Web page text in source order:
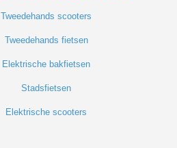
Tweedehands scooters
Tweedehands fietsen
Elektrische bakfietsen
Stadsfietsen
Elektrische scooters